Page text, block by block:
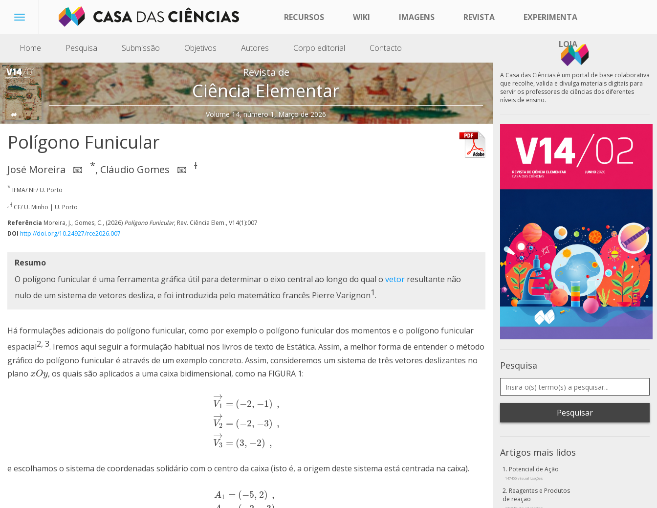
Toggle
RECURSOS WIKI IMAGENS REVISTA EXPERIMENTA
LOJA
Home Pesquisa Submissão Objetivos Autores Corpo editorial Contacto
Revista de
Ciência Elementar
Volume 14, número 1, Março de 2026
Polígono Funicular
José Moreira 📧 *, Cláudio Gomes 📧 ɫ
* IFMA/ NF/ U. Porto
, ɫ CF/ U. Minho | U. Porto
Referência Moreira, J., Gomes, C., (2026) Polígono Funicular, Rev. Ciência Elem., V14(1):007
DOI http://doi.org/10.24927/rce2026.007
Resumo
O polígono funicular é uma ferramenta gráfica útil para determinar o eixo central ao longo do qual o vetor resultante não
nulo de um sistema de vetores desliza, e foi introduzida pelo matemático francês Pierre Varignon1.
Há formulações adicionais do polígono funicular, como por exemplo o polígono funicular dos momentos e o polígono funicular
espacial2, 3. Iremos aqui seguir a formulação habitual nos livros de texto de Estática. Assim, a melhor forma de entender o método
gráfico do polígono funicular é através de um exemplo concreto. Assim, consideremos um sistema de três vetores deslizantes no
plano xOy
xOy , os quais são aplicados a uma caixa bidimensional, como na FIGURA 1:
V1
→
= (−2, −1) ,
V2
→
= (−2, −3) ,
V3
→
= (3, −2) ,
V1 →= (−2,−1 ),V2 →
e escolhamos o sistema de coordenadas solidário com o centro da caixa (isto é, a origem deste sistema está centrada na caixa).
A1 = (−5, 2) ,
A1= (−5 ,2),A 2= −
A Casa das Ciências é um portal de base colaborativa
que recolhe, valida e divulga materiais digitais para
servir os professores de ciências dos diferentes
níveis de ensino.
Pesquisa
Pesquisar
Artigos mais lidos
Potencial de Ação
147456 visualizações
Reagentes e Produtos
de reação